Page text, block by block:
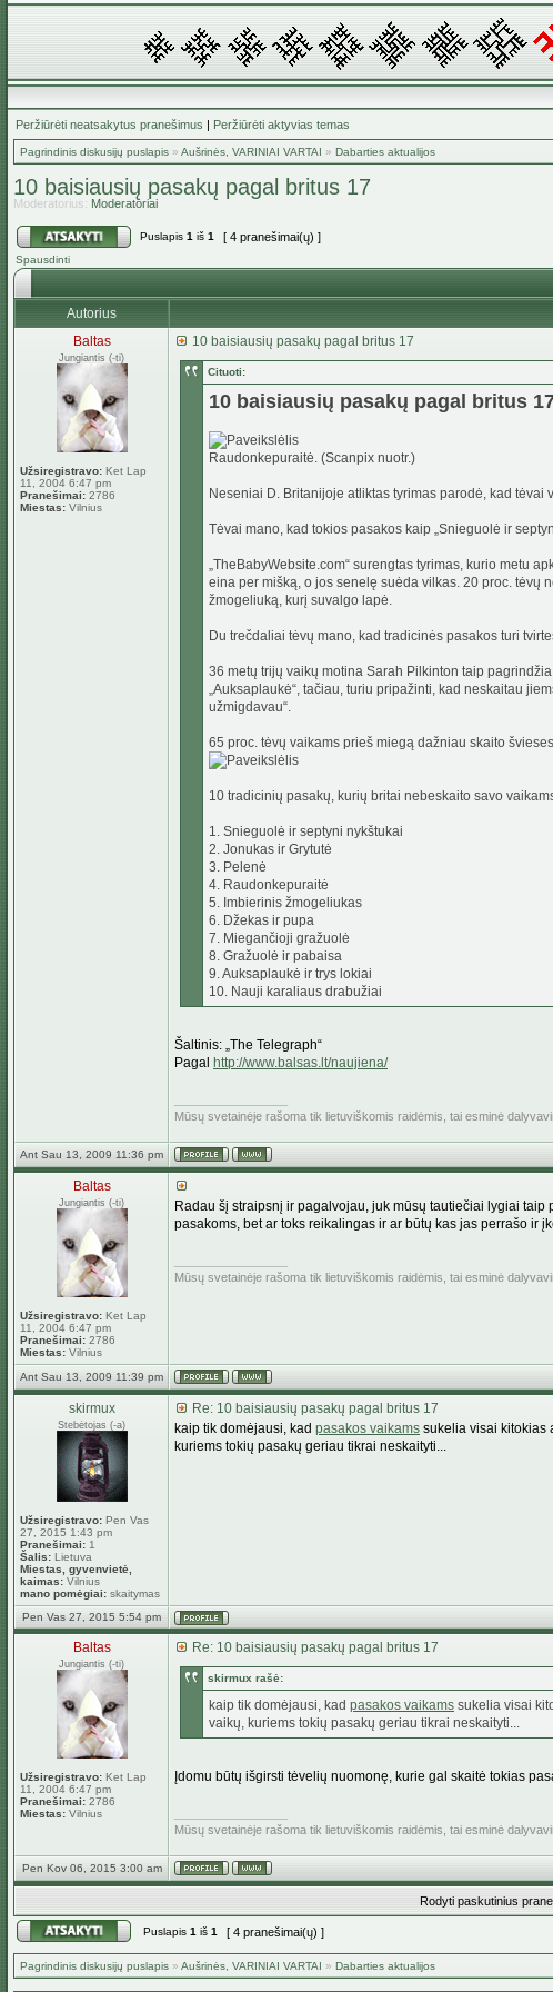
Peržiūrėti neatsakytus pranešimus | Peržiūrėti aktyvias temas
Pagrindinis diskusijų puslapis » Aušrinės, VARINIAI VARTAI » Dabarties aktualijos
10 baisiausių pasakų pagal britus 17
Moderatorius: Moderatoriai
Puslapis 1 iš 1 [ 4 pranešimai(ų) ]
Spausdinti
Autorius
Baltas
Jungiantis (-ti)
Užsiregistravo: Ket Lap
11, 2004 6:47 pm
Pranešimai: 2786
Miestas: Vilnius
10 baisiausių pasakų pagal britus 17
Cituoti:
10 baisiausių pasakų pagal britus
Raudonkepuraitė. (Scanpix nuotr.)
Neseniai D. Britanijoje atliktas tyrimas parodė, kad
Tėvai mano, kad tokios pasakos kaip „Snieguolė ir
„TheBabyWebsite.com“ surengtas tyrimas, kurio metu
eina per mišką, o jos senelę suėda vilkas. 20 proc. tėvų
žmogeliuką, kurį suvalgo lapė.
Du trečdaliai tėvų mano, kad tradicinės pasakos turi
36 metų trijų vaikų motina Sarah Pilkinton taip
„Auksaplaukė“, tačiau, turiu pripažinti, kad neskaitau
užmigdavau“.
65 proc. tėvų vaikams prieš miegą dažniau skaito
10 tradicinių pasakų, kurių britai nebeskaito savo
1. Snieguolė ir septyni nykštukai
2. Jonukas ir Grytutė
3. Pelenė
4. Raudonkepuraitė
5. Imbierinis žmogeliukas
6. Džekas ir pupa
7. Miegančioji gražuolė
8. Gražuolė ir pabaisa
9. Auksaplaukė ir trys lokiai
10. Nauji karaliaus drabužiai
Šaltinis: „The Telegraph“
Pagal http://www.balsas.lt/naujiena/
Mūsų svetainėje rašoma tik lietuviškomis raidėmis, tai esminė
Ant Sau 13, 2009 11:36 pm
Baltas
Jungiantis (-ti)
Užsiregistravo: Ket Lap
11, 2004 6:47 pm
Pranešimai: 2786
Miestas: Vilnius
Radau šį straipsnį ir pagalvojau, juk mūsų tautiečiai lygiai
pasakoms, bet ar toks reikalingas ir ar būtų kas jas perrašo ir
Mūsų svetainėje rašoma tik lietuviškomis raidėmis, tai esminė
Ant Sau 13, 2009 11:39 pm
skirmux
Stebėtojas (-a)
Užsiregistravo: Pen Vas
27, 2015 1:43 pm
Pranešimai: 1
Šalis: Lietuva
Miestas, gyvenvietė,
kaimas: Vilnius
mano pomėgiai: skaitymas
Re: 10 baisiausių pasakų pagal britus 17
kaip tik domėjausi, kad pasakos vaikams sukelia visai kitokias
kuriems tokių pasakų geriau tikrai neskaityti...
Pen Vas 27, 2015 5:54 pm
Baltas
Jungiantis (-ti)
Užsiregistravo: Ket Lap
11, 2004 6:47 pm
Pranešimai: 2786
Miestas: Vilnius
Re: 10 baisiausių pasakų pagal britus 17
skirmux rašė:
kaip tik domėjausi, kad pasakos vaikams sukelia visai
vaikų, kuriems tokių pasakų geriau tikrai neskaityti...
Įdomu būtų išgirsti tėvelių nuomonę, kurie gal skaitė tokias
Mūsų svetainėje rašoma tik lietuviškomis raidėmis, tai esminė
Pen Kov 06, 2015 3:00 am
Rodyti paskutinius
Puslapis 1 iš 1 [ 4 pranešimai(ų) ]
Pagrindinis diskusijų puslapis » Aušrinės, VARINIAI VARTAI » Dabarties aktualijos